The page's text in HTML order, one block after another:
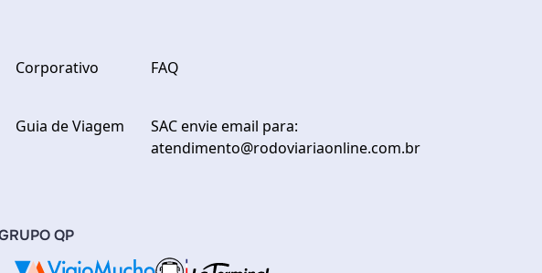
Corporativo
Guia de Viagem
FAQ
SAC envie email para:
atendimento@rodoviariaonline.com.br
QP